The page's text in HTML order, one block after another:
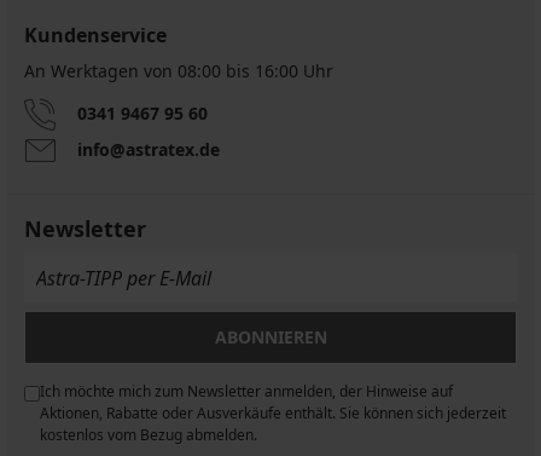
Kundenservice
An Werktagen von 08:00 bis 16:00 Uhr
0341 9467 95 60
info@astratex.de
Newsletter
ABONNIEREN
Ich möchte mich zum Newsletter anmelden, der Hinweise auf
Aktionen, Rabatte oder Ausverkäufe enthält. Sie können sich jederzeit
kostenlos vom Bezug abmelden.